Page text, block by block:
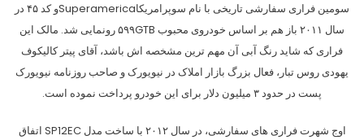
سومین فراری سفارشی تاریخی با نام سوپرامریکاSuperamericaو کد ۴۵ در
سال ۲۰۱۱ باز هم بر اساس خودروی محبوب ۵۹۹GTB رونمایی شد. مالک این
فراری که شاید رنگ آبی آن مهم ترین مشخصه اش باشد، آقای پیتر کالیکوف
یهودی روس تبار، فعال بزرگ بازار املاک در نیویورک و صاحب روزنامه نیویورک
پست در حدود ۳ میلیون دلار برای این خودرو پرداخت نموده است.
اوج شهرت فراری های سفارشی، در سال ۲۰۱۲ با ساخت مدل SP12EC اتفاق